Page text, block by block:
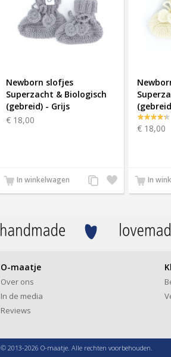
Newborn slofjes
Superzacht & Biologisch
(gebreid) - Grijs
€ 18,00
In winkelwagen
Zet
op
Voeg
toe
€ 18,00
In
O-maatje
Over ons
In de media
Reviews
© 2013-2026 O-maatje. Alle rechten voorbehouden.